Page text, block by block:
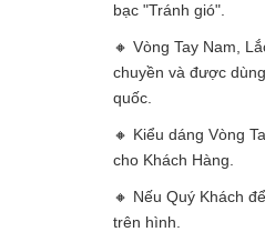
bạc "Tránh gió".
🔸 Vòng Tay Nam,
chuyền và được
quốc.
🔸 Kiểu dáng Vòng
cho Khách Hàng.
🔸 Nếu Quý Khách
trên hình.